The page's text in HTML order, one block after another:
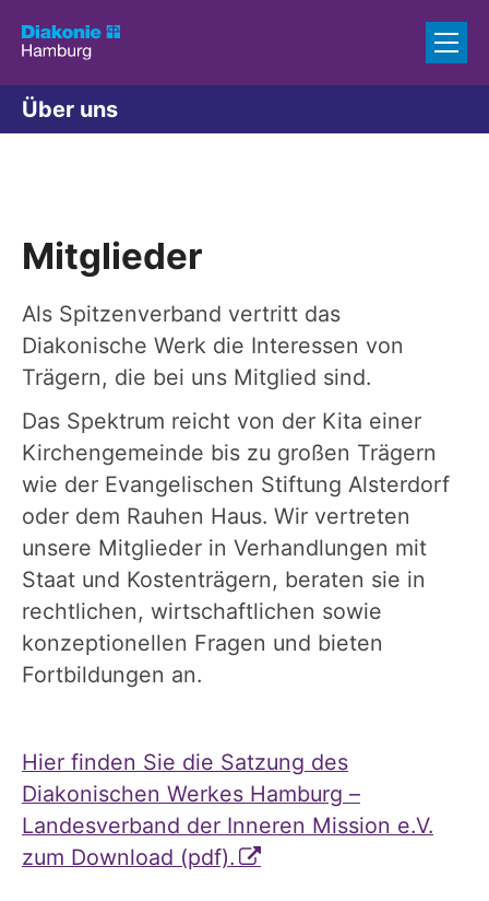
Über uns
Mitglieder
Als Spitzenverband vertritt das
Diakonische Werk die Interessen von
Trägern, die bei uns Mitglied sind.
Das Spektrum reicht von der Kita einer
Kirchengemeinde bis zu großen Trägern
wie der Evangelischen Stiftung Alsterdorf
oder dem Rauhen Haus. Wir vertreten
unsere Mitglieder in Verhandlungen mit
Staat und Kostenträgern, beraten sie in
rechtlichen, wirtschaftlichen sowie
konzeptionellen Fragen und bieten
Fortbildungen an.
Hier finden Sie die Satzung des
Diakonischen Werkes Hamburg –
Landesverband der Inneren Mission e.V.
zum Download (pdf).